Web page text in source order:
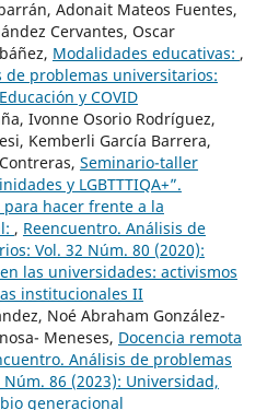
Adonait Mateos Fuentes,
Cervantes, Oscar
Modalidades educativas: ,
de problemas universitarios:
y COVID
Ivonne Osorio Rodríguez,
Kemberli García Barrera,
Seminario-taller
y LGBTTTIQA+”.
hacer frente a la
, Reencuentro. Análisis de
Vol. 32 Núm. 80 (2020):
las universidades: activismos
institucionales II
Noé Abraham González-
Meneses, Docencia remota
Análisis de problemas
86 (2023): Universidad,
generacional